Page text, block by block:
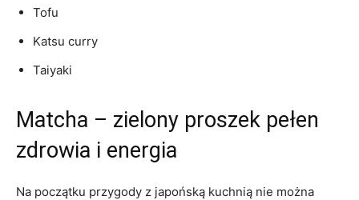
Tofu
Katsu curry
Taiyaki
Matcha – zielony proszek pełen
zdrowia i energia
Na początku przygody z japońską kuchnią nie można